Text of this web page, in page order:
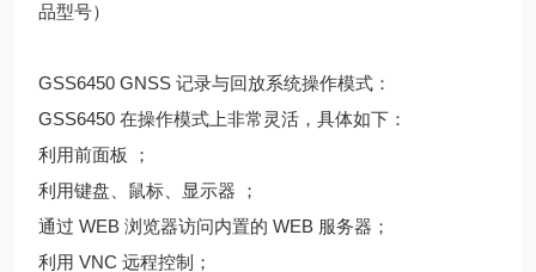
品型号）
GSS6450 GNSS 记录与回放系统操作模式：
GSS6450 在操作模式上非常灵活，具体如下：
利用前面板 ；
利用键盘、鼠标、显示器 ；
通过 WEB 浏览器访问内置的 WEB 服务器；
利用 VNC 远程控制；